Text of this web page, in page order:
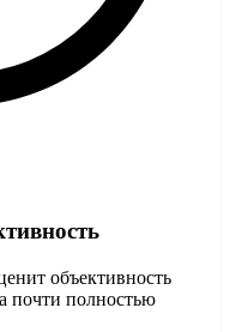
объективность
почти полностью